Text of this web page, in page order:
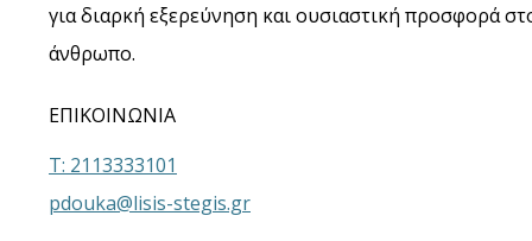
για διαρκή εξερεύνηση και ουσιαστική προσφορά
άνθρωπο.
ΕΠΙΚΟΙΝΩΝΙΑ
Τ: 2113333101
pdouka@lisis-stegis.gr